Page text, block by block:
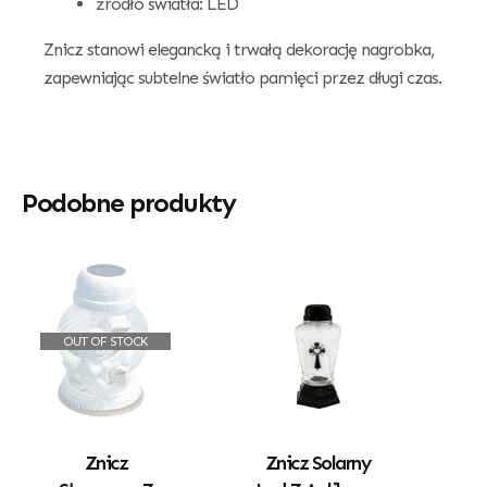
Znicz stanowi elegancką i trwałą dekorację nagrobka,
zapewniając subtelne światło pamięci przez długi czas.
Podobne produkty
OUT OF STOCK
Znicz
Znicz Solarny